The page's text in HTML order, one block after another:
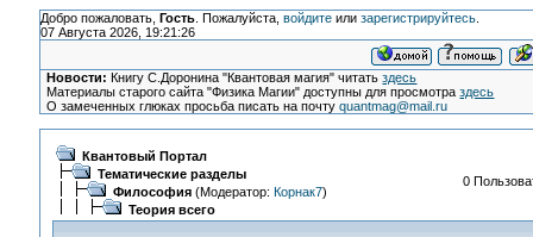
Добро пожаловать, Гость. Пожалуйста, войдитеили зарегистрируйтесь.
07 Августа 2026, 19:21:26
Новости: Книгу С.Доронина "Квантовая магия" читатьздесь
Материалы старого сайта "Физика Магии" доступны для просмотраздесь
О замеченных глюках просьба писать на почтуquantmag@mail.ru
Квантовый Портал
Тематические разделы
Философия(Модератор: Корнак7)
Теория всего
0